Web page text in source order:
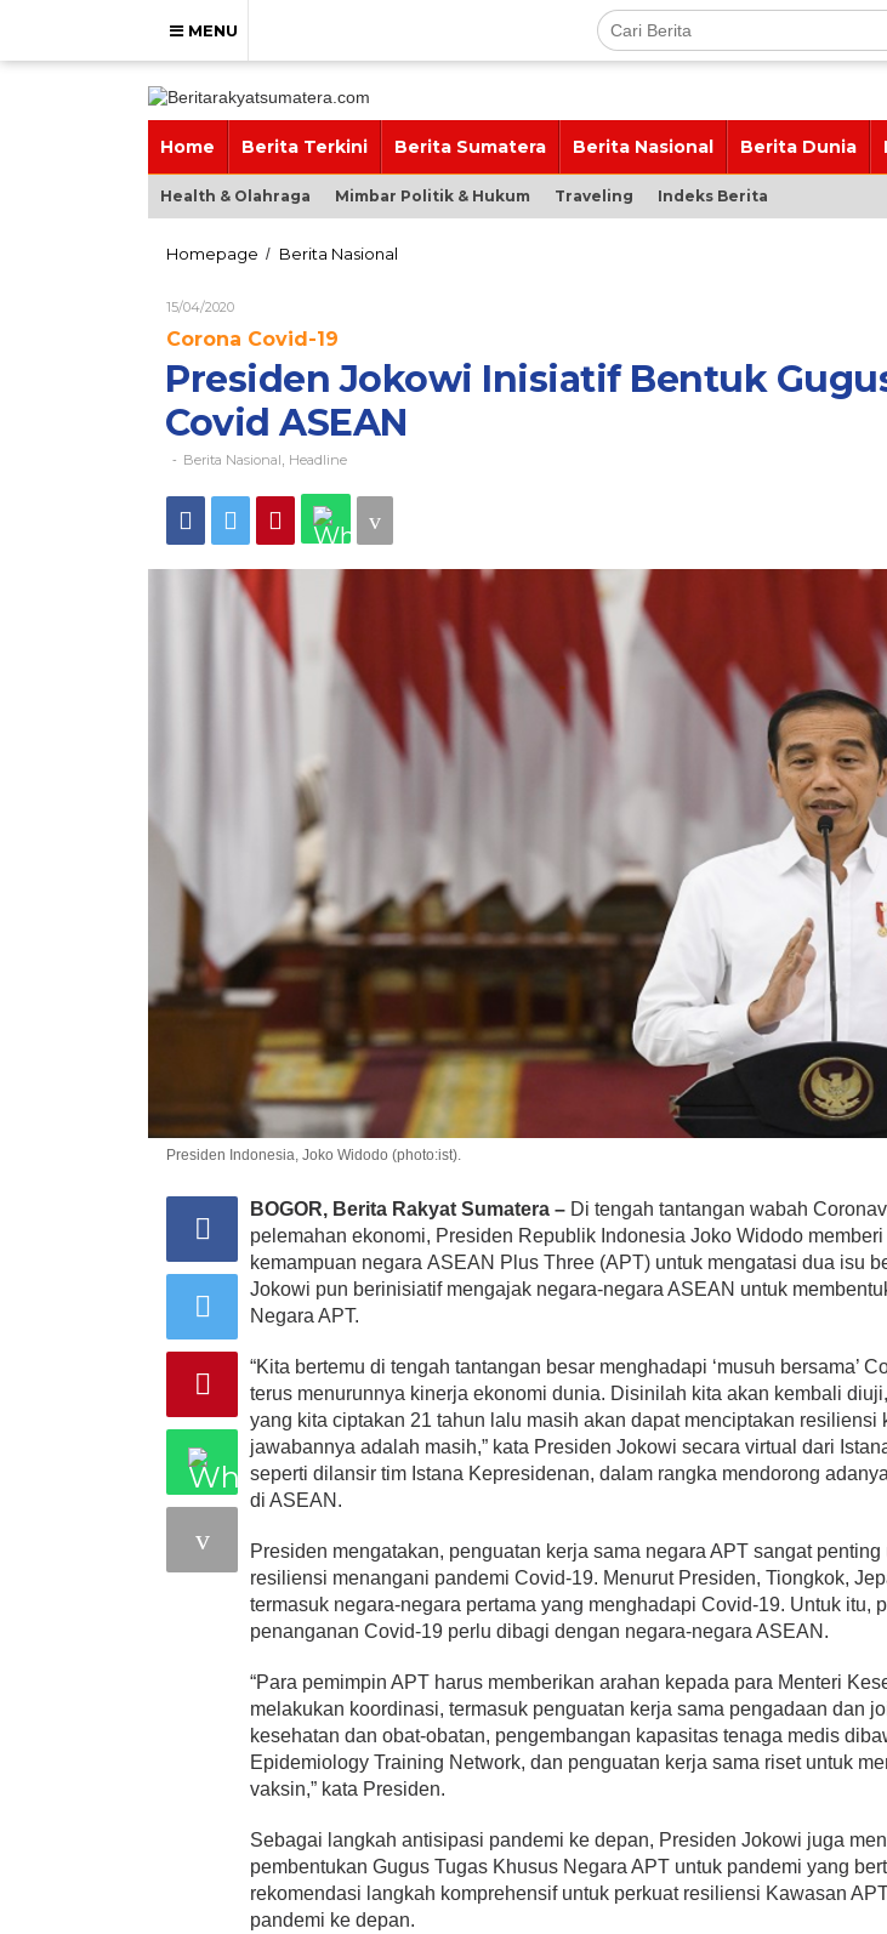
MENU
Home Berita Terkini Berita Sumatera Berita Nasional Berita Dunia
Health & Olahraga Mimbar Politik & Hukum Traveling Indeks Berita
Homepage / Berita Nasional
Covid
ASEAN
15/04/2020Oleh
Corona Covid-19
Presiden Jokowi Inisiatif Bentuk
Covid ASEAN
- Berita Nasional Headline
Presiden Indonesia, Joko Widodo (photo:ist).
BOGOR, Berita Rakyat Sumatera – Di tengah tantangan wabah
pelemahan ekonomi, Presiden Republik Indonesia Joko Widodo
kemampuan negara ASEAN Plus Three (APT) untuk mengatasi dua isu
Jokowi pun berinisiatif mengajak negara-negara ASEAN untuk
Negara APT.
“Kita bertemu di tengah tantangan besar menghadapi ‘musuh bersama’
terus menurunnya kinerja ekonomi dunia. Disinilah kita akan kembali
yang kita ciptakan 21 tahun lalu masih akan dapat menciptakan resiliensi
jawabannya adalah masih,” kata Presiden Jokowi secara virtual dari
seperti dilansir tim Istana Kepresidenan, dalam rangka mendorong
di ASEAN.
Presiden mengatakan, penguatan kerja sama negara APT sangat
resiliensi menangani pandemi Covid-19. Menurut Presiden, Tiongkok,
termasuk negara-negara pertama yang menghadapi Covid-19. Untuk itu,
penanganan Covid-19 perlu dibagi dengan negara-negara ASEAN.
“Para pemimpin APT harus memberikan arahan kepada para Menteri
melakukan koordinasi, termasuk penguatan kerja sama pengadaan dan
kesehatan dan obat-obatan, pengembangan kapasitas tenaga medis
Epidemiology Training Network, dan penguatan kerja sama riset untuk
vaksin,” kata Presiden.
Sebagai langkah antisipasi pandemi ke depan, Presiden Jokowi juga
pembentukan Gugus Tugas Khusus Negara APT untuk pandemi yang
rekomendasi langkah komprehensif untuk perkuat resiliensi Kawasan
pandemi ke depan.